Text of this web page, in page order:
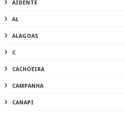
AIDENTE
AL
ALAGOAS
C
CACHOEIRA
CAMPANHA
CANAPI